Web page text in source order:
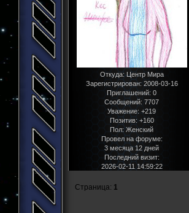
Откуда:Центр Мира
Зарегистрирован: 2008-03-16
Приглашений: 0
Сообщений: 7707
Уважение: +219
Позитив: +160
Пол:Женский
Провел на форуме:
3 месяца 12 дней
Последний визит:
2026-02-11 14:59:22
Страница: 1